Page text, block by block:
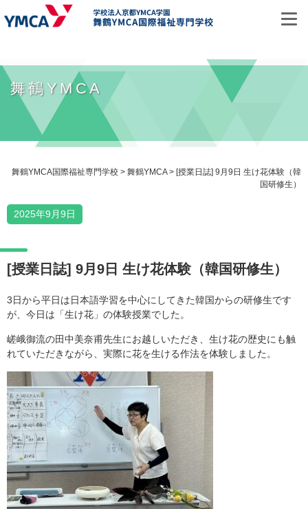
オープンキャンパス
学校紹介
YMCAについて
情報公開
学科紹介
介護福祉学科
国際観光ビジネス学科
舞鶴YMCA
舞鶴YMCA国際福祉専門学校 > 舞鶴YMCA> [授業日誌] 9月9日 生け花体験（韓
国研修生）
2025年9月9日
[授業日誌] 9月9日 生け花体験（韓国研修生）
3日から平日は日本語学習を中心にしてきた韓国からの研修生です
が、今日は「生け花」の体験授業でした。
嵯峨御流の田中美奈甫先生にお越しいただき、生け花の歴史にも触
れていただきながら、実際に花を生ける作法を体験しました。